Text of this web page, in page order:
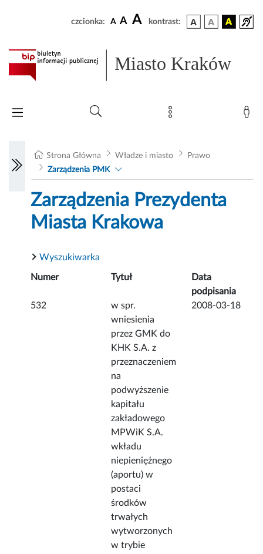
czcionka: A A A kontrast:
Miasto Kraków
Strona Główna Władze i miasto
Prawo
Zarządzenia PMK
Zarządzenia Prezydenta
Miasta Krakowa
Wyszukiwarka
Numer Tytuł
Data
podpisania
532
w spr.
wniesienia
przez GMK do
KHK S.A. z
przeznaczeniem
na
podwyższenie
kapitału
zakładowego
MPWiK S.A.
wkładu
niepieniężnego
(aportu) w
postaci
środków
trwałych
wytworzonych
w trybie
2008-03-18